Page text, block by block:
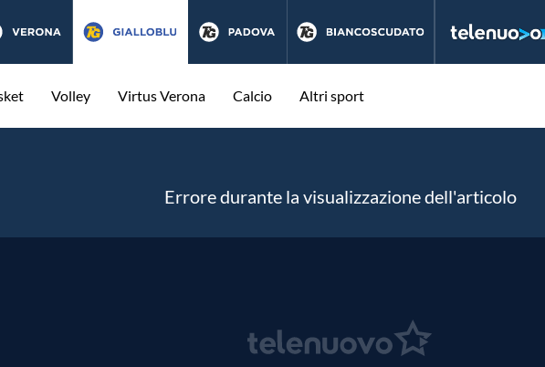
Volley Virtus Verona Calcio Altri sport
Errore durante la visualizzazione dell'articolo